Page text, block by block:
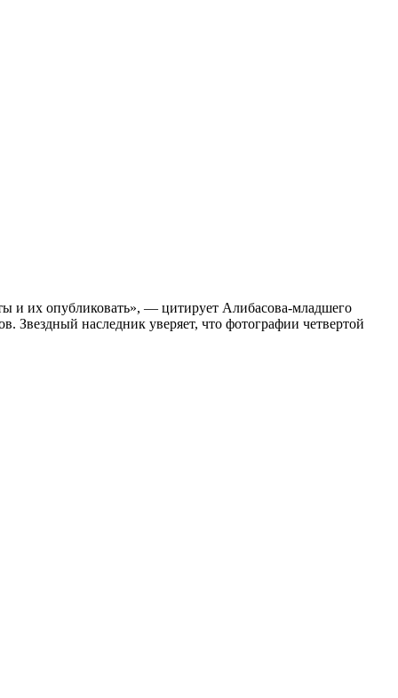
и их опубликовать», — цитирует Алибасова-младшего
Звездный наследник уверяет, что фотографии четвертой